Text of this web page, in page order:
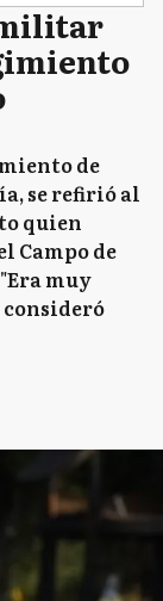
de
se refirió al
quien
Campo de
muy